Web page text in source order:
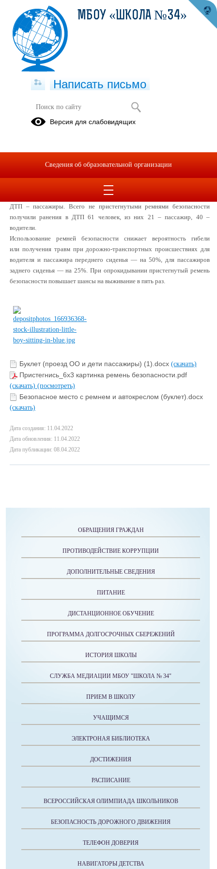
Акция «Пристегнись!»
С начала 2022 года на территории г. Н.Новгорода зарегистрировано 393
с пострадавшими, в которых 8 человек погибло и 480 получили
нарушения правил применения ремней
безопасности, из них в 27 ДТП непристегнутыми были водители, в 12
ДТП – пассажиры. Всего не пристегнутымиремнями безопасности
получили ранения в ДТП 61 человек, из них 21 – пассажир, 40 –
водители.
Использование ремней безопасности снижает вероятность гибели
или получения травм при дорожно-транспортных происшествиях для
водителя и пассажира переднего сиденья — на 50%, для пассажиров
заднего сиденья — на 25%. При опрокидывании пристегнутый ремень
безопасности повышает шансы на выживание в пять раз.
Буклет (проезд ОО и дети пассажиры) (1).docx (скачать)
Пристегнись_6х3 картинка ремень безопасности.pdf
(скачать) (посмотреть)
Безопасное место с ремнем и автокреслом (буклет).docx
(скачать)
Дата создания: 11.04.2022
Дата обновления: 11.04.2022
Дата публикации: 08.04.2022
ОБРАЩЕНИЯ ГРАЖДАН
ПРОТИВОДЕЙСТВИЕ КОРРУПЦИИ
ДОПОЛНИТЕЛЬНЫЕ СВЕДЕНИЯ
ПИТАНИЕ
ДИСТАНЦИОННОЕ ОБУЧЕНИЕ
ПРОГРАММА ДОЛГОСРОЧНЫХ СБЕРЕЖЕНИЙ
ИСТОРИЯ ШКОЛЫ
СЛУЖБА МЕДИАЦИИ МБОУ "ШКОЛА № 34"
ПРИЕМ В ШКОЛУ
УЧАЩИМСЯ
ЭЛЕКТРОНАЯ БИБЛИОТЕКА
ДОСТИЖЕНИЯ
РАСПИСАНИЕ
ВСЕРОССИЙСКАЯ ОЛИМПИАДА ШКОЛЬНИКОВ
БЕЗОПАСНОСТЬ ДОРОЖНОГО ДВИЖЕНИЯ
ТЕЛЕФОН ДОВЕРИЯ
НАВИГАТОРЫ ДЕТСТВА
МБОУ «ШКОЛА №34»
Написать письмо
Версия для слабовидящих
Сведения об образовательной организации